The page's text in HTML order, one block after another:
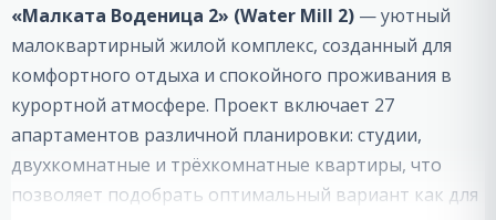
«Малката Воденица 2» (Water Mill 2) — уютный
малоквартирный жилой комплекс, созданный для
комфортного отдыха и спокойного проживания в
курортной атмосфере. Проект включает 27
апартаментов различной планировки: студии,
двухкомнатные и трёхкомнатные квартиры, что
позволяет подобрать оптимальный вариант как для